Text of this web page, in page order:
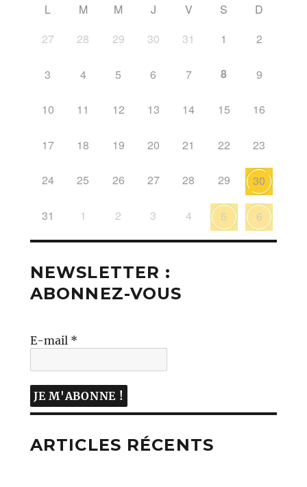
L M M J V S
D
27
28 29 30 31 1 2
3 4 5 6 7 8 9
10 11 12 13 14 15 16
17 18 19 20 21 22 23
24 25 26 27 28 29 30
31 1 2 3 4 5 6
NEWSLETTER :
ABONNEZ-VOUS
E-mail *
ARTICLES RÉCENTS